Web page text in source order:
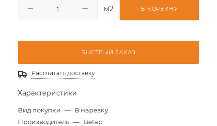
м2 В КОРЗИНУ
БЫСТРЫЙ ЗАКАЗ
Рассчитать доставку
Характеристики
Вид покупки — В нарезку
Производитель — Betap